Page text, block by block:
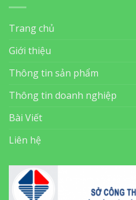
Trang chủ
Giới thiệu
Thông tin sản phẩm
Thông tin doanh nghiệp
Bài Viết
Liên hệ